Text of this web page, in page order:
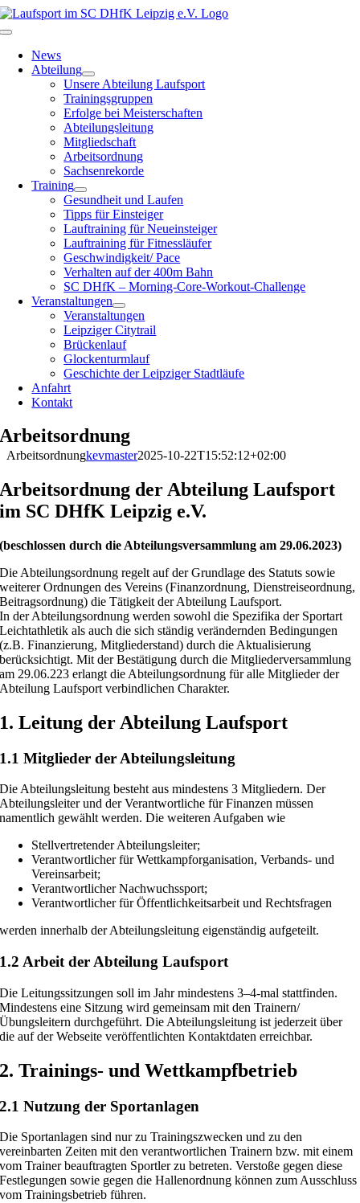
Zum
Inhalt
Toggle
Navigation
News
Abteilung
Unsere Abteilung Laufsport
Trainingsgruppen
Erfolge bei Meisterschaften
Abteilungsleitung
Mitgliedschaft
Arbeitsordnung
Sachsenrekorde
Training
Gesundheit und Laufen
Tipps für Einsteiger
Lauftraining für Neueinsteiger
Lauftraining für Fitnessläufer
Geschwindigkeit/ Pace
Verhalten auf der 400m Bahn
SC DHfK – Morning-Core-Workout-Challenge
Veranstaltungen
Veranstaltungen
Leipziger Citytrail
Brückenlauf
Glockenturmlauf
Geschichte der Leipziger Stadtläufe
Anfahrt
Kontakt
Arbeitsordnung
Arbeitsordnungkevmaster2025-10-22T15:52:12+02:00
Arbeitsordnung der Abteilung Laufsport
im SC DHfK Leipzig e.V.
(beschlossen durch die Abteilungsversammlung am 29.06.2023)
Die Abteilungsordnung regelt auf der Grundlage des Statuts sowie
weiterer Ordnungen des Vereins (Finanzordnung, Dienstreiseordnung,
Beitragsordnung) die Tätigkeit der Abteilung Laufsport.
In der Abteilungsordnung werden sowohl die Spezifika der Sportart
Leichtathletik als auch die sich ständig verändernden Bedingungen
(z.B. Finanzierung, Mitgliederstand) durch die Aktualisierung
berücksichtigt. Mit der Bestätigung durch die Mitgliederversammlung
am 29.06.223 erlangt die Abteilungsordnung für alle Mitglieder der
Abteilung Laufsport verbindlichen Charakter.
1. Leitung der Abteilung Laufsport
1.1 Mitglieder der Abteilungsleitung
Die Abteilungsleitung besteht aus mindestens 3 Mitgliedern. Der
Abteilungsleiter und der Verantwortliche für Finanzen müssen
namentlich gewählt werden. Die weiteren Aufgaben wie
Stellvertretender Abteilungsleiter;
Verantwortlicher für Wettkampforganisation, Verbands- und
Vereinsarbeit;
Verantwortlicher Nachwuchssport;
Verantwortlicher für Öffentlichkeitsarbeit und Rechtsfragen
werden innerhalb der Abteilungsleitung eigenständig aufgeteilt.
1.2 Arbeit der Abteilung Laufsport
Die Leitungssitzungen soll im Jahr mindestens 3–4-mal stattfinden.
Mindestens eine Sitzung wird gemeinsam mit den Trainern/
Übungsleitern durchgeführt. Die Abteilungsleitung ist jederzeit über
die auf der Webseite veröffentlichten Kontaktdaten erreichbar.
2. Trainings- und Wettkampfbetrieb
2.1 Nutzung der Sportanlagen
Die Sportanlagen sind nur zu Trainingszwecken und zu den
vereinbarten Zeiten mit den verantwortlichen Trainern bzw. mit einem
vom Trainer beauftragten Sportler zu betreten. Verstoße gegen diese
Festlegungen sowie gegen die Hallenordnung können zum Ausschluss
vom Trainingsbetrieb führen.